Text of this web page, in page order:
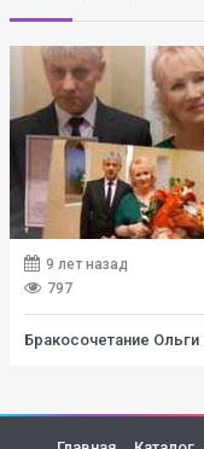
9 лет назад
797